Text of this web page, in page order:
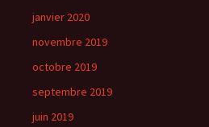
janvier 2020
novembre 2019
octobre 2019
septembre 2019
juin 2019